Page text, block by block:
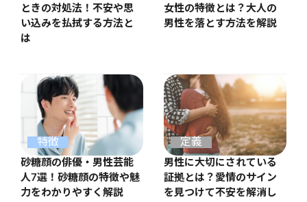
ときの対処法！不安や思
い込みを払拭する方法と
は
女性の特徴とは？大人の
男性を落とす方法を解説
特徴
砂糖顔の俳優・男性芸能
人7選！砂糖顔の特徴や魅
力をわかりやすく解説
定義
男性に大切にされている
証拠とは？愛情のサイン
を見つけて不安を解消し